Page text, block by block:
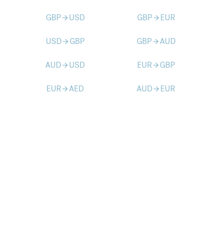
GBParrow_forward USD GBParrow_forward EUR
USDarrow_forward GBP GBParrow_forwardAUD
AUDarrow_forward USD EURarrow_forward GBP
EURarrow_forwardAED AUDarrow_forward EUR